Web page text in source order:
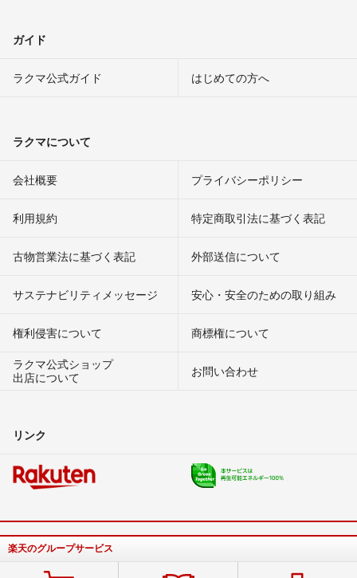
ガイド
ラクマ公式ガイド はじめての方へ
ラクマについて
会社概要 プライバシーポリシー
利用規約 特定商取引法に基づく表記
古物営業法に基づく表記 外部送信について
サステナビリティメッセージ 安心・安全のための取り組み
権利侵害について
商標権について
ラクマ公式ショップ
出店について
お問い合わせ
リンク
楽天のグループサービス